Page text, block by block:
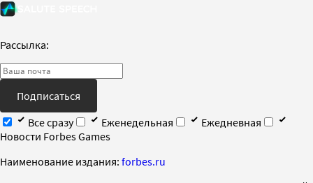
Рассылка:
Подписаться
Все сразу
Еженедельная
Ежедневная
Новости Forbes Games
Наименование издания: forbes.ru